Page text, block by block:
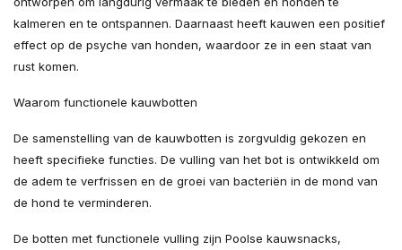
kalmeren en te ontspannen. Daarnaast heeft kauwen een positief
effect op de psyche van honden, waardoor ze in een staat van
rust komen.
Waarom functionele kauwbotten
De samenstelling van de kauwbotten is zorgvuldig gekozen en
heeft specifieke functies. De vulling van het bot is ontwikkeld om
de adem te verfrissen en de groei van bacteriën in de mond van
de hond te verminderen.
De botten met functionele vulling zijn Poolse kauwsnacks,